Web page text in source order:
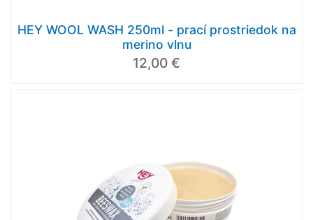
HEY WOOL WASH 250ml - prací prostriedok na
merino vlnu
12,00 €